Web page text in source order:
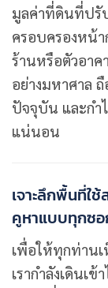
มูลค่าที่ดินที่ปรั
ครอบครองหน้
ร้านหรือตัวอาค
อย่างมหาศาล
ปัจจุบัน และกำ
แน่นอน
เจาะลึกพื้นที่ใ
คูหาแบบทุกซ
เพื่อให้ทุกท่าน
เรากำลังเดินเ